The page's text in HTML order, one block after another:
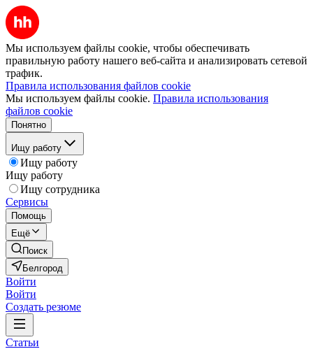
Мы используем файлы cookie, чтобы обеспечивать
правильную работу нашего веб-сайта и анализировать сетевой
трафик.
Правила использования файлов cookie
Мы используем файлы cookie. Правила использования
файлов cookie
Понятно
Ищу работу
Ищу работу
Ищу работу
Ищу сотрудника
Сервисы
Помощь
Ещё
Поиск
Белгород
Войти
Войти
Создать резюме
Статьи